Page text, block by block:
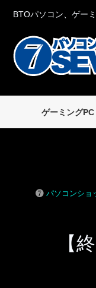
BTOパソコン、ゲー
ゲーミングPC
パソコンショ
【